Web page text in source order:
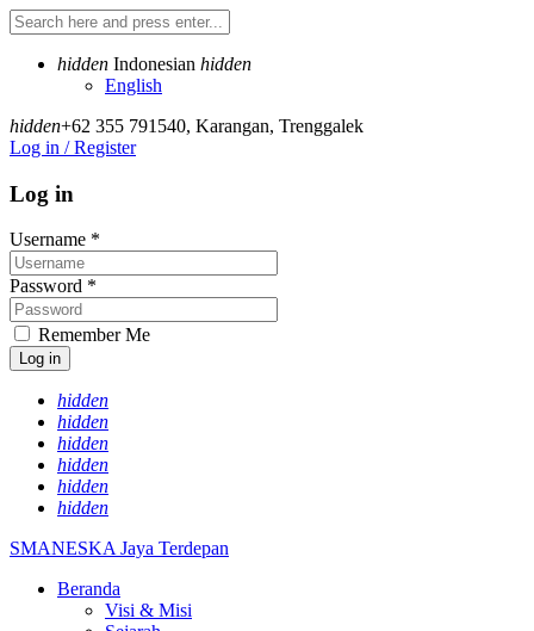
hidden Indonesian hidden
English
hidden+62 355 791540, Karangan, Trenggalek
Log in / Register
Log in
Username *
Password *
Remember Me
Log in
hidden
hidden
hidden
hidden
hidden
hidden
SMANESKA Jaya Terdepan
Beranda
Visi & Misi